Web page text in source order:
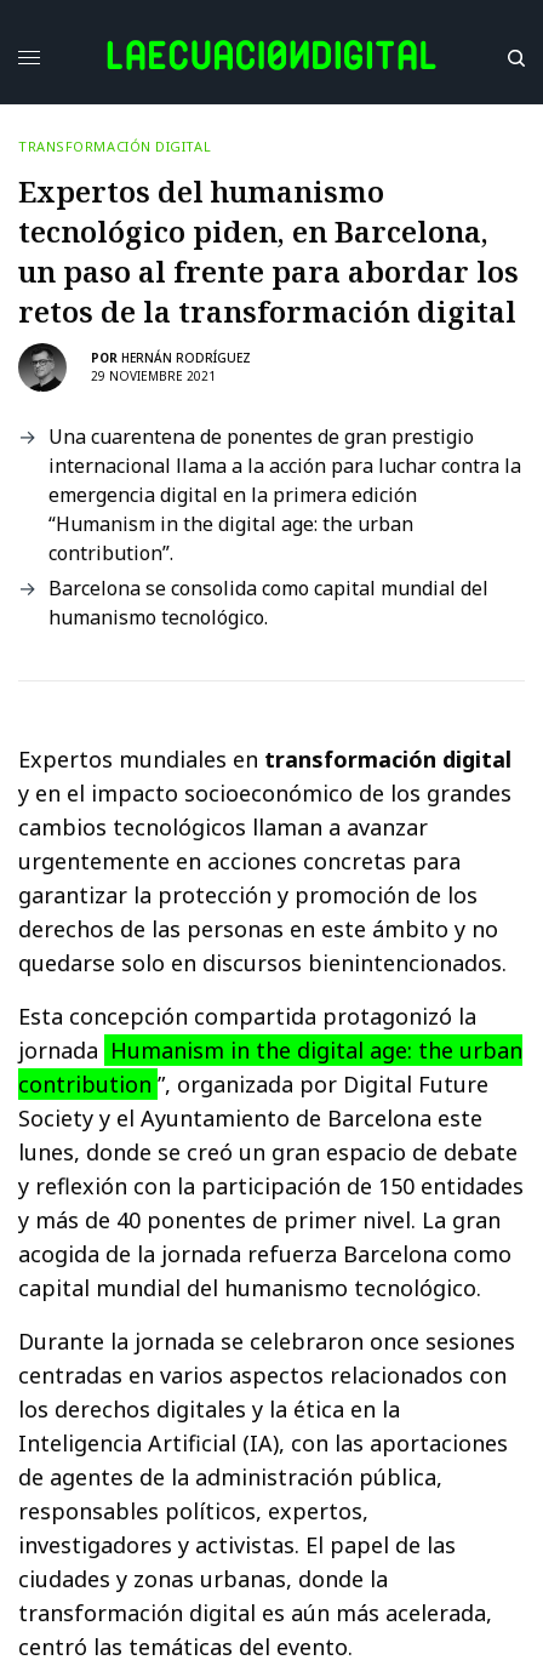
TRANSFORMACIÓN DIGITAL
Expertos del humanismo
tecnológico piden, en Barcelona,
un paso al frente para abordar los
retos de la transformación digital
POR HERNÁN RODRÍGUEZ
29 NOVIEMBRE 2021
Una cuarentena de ponentes de gran prestigio
internacional llama a la acción para luchar contra la
emergencia digital en la primera edición
“Humanism in the digital age: the urban
contribution”.
Barcelona se consolida como capital mundial del
humanismo tecnológico.
Expertos mundiales en transformación digital
y en el impacto socioeconómico de los grandes
cambios tecnológicos llaman a avanzar
urgentemente en acciones concretas para
garantizar la protección y promoción de los
derechos de las personas en este ámbito y no
quedarse solo en discursos bienintencionados.
Esta concepción compartida protagonizó la
jornada Humanism in the digital age: the urban
contribution”, organizada por Digital Future
Society y el Ayuntamiento de Barcelona este
lunes, donde se creó un gran espacio de debate
y reflexión con la participación de 150 entidades
y más de 40 ponentes de primer nivel. La gran
acogida de la jornada refuerza Barcelona como
capital mundial del humanismo tecnológico.
Durante la jornada se celebraron once sesiones
centradas en varios aspectos relacionados con
los derechos digitales y la ética en la
Inteligencia Artificial (IA), con las aportaciones
de agentes de la administración pública,
responsables políticos, expertos,
investigadores y activistas. El papel de las
ciudades y zonas urbanas, donde la
transformación digital es aún más acelerada,
centró las temáticas del evento.